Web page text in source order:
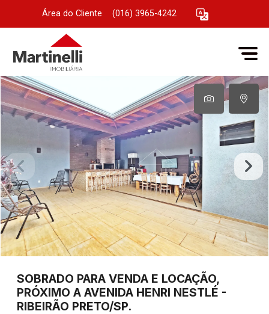
Área do Cliente (016) 3965-4242
SOBRADO PARA VENDA E LOCAÇÃO,
PRÓXIMO A AVENIDA HENRI NESTLÉ -
RIBEIRÃO PRETO/SP.